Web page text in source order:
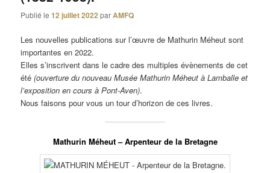
Publié le12 juillet 2022 parAMFQ
Les nouvelles publications sur l’œuvre de Mathurin Méheut sont
importantes en 2022.
Elles s’inscrivent dans le cadre des multiples évènements de cet
été(ouverture du nouveau Musée Mathurin Méheut à Lamballe et
l’exposition en cours à Pont-Aven).
Nous faisons pour vous un tour d’horizon de ces livres.
Mathurin Méheut – Arpenteur de la Bretagne